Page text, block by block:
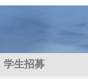
学生招募